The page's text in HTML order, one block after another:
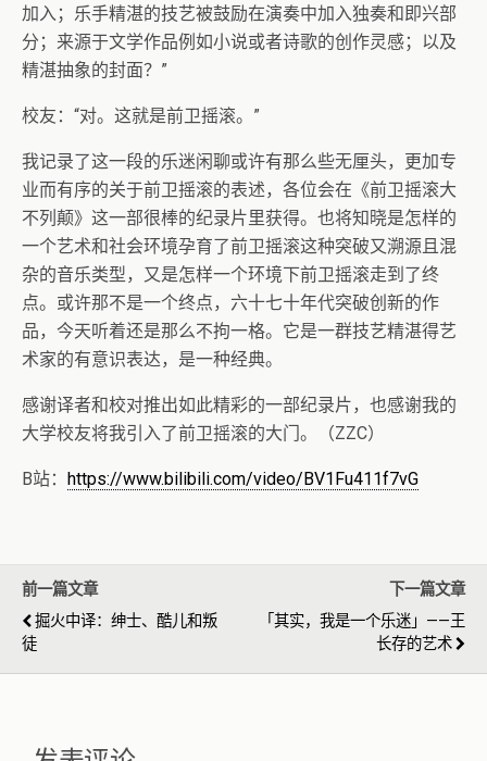
加入；乐手精湛的技艺被鼓励在演奏中加入独奏和即兴部
分；来源于文学作品例如小说或者诗歌的创作灵感；以及
精湛抽象的封面？”
校友：“对。这就是前卫摇滚。”
我记录了这一段的乐迷闲聊或许有那么些无厘头，更加专
业而有序的关于前卫摇滚的表述，各位会在《前卫摇滚大
不列颠》这一部很棒的纪录片里获得。也将知晓是怎样的
一个艺术和社会环境孕育了前卫摇滚这种突破又溯源且混
杂的音乐类型，又是怎样一个环境下前卫摇滚走到了终
点。或许那不是一个终点，六十七十年代突破创新的作
品，今天听着还是那么不拘一格。它是一群技艺精湛得艺
术家的有意识表达，是一种经典。
感谢译者和校对推出如此精彩的一部纪录片，也感谢我的
大学校友将我引入了前卫摇滚的大门。（ZZC）
B站： https://www.bilibili.com/video/BV1Fu411f7vG
前一篇文章
掘火中译：绅士、酷儿和叛
徒
下一篇文章
「其实，我是一个乐迷」——王
长存的艺术